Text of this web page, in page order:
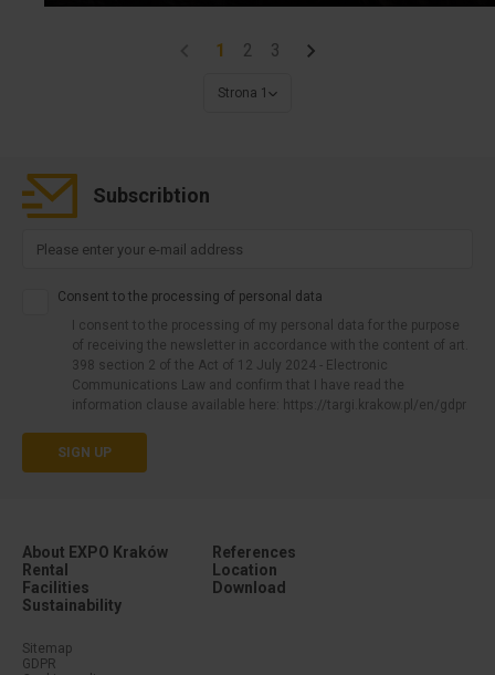
1 2 3
Strona 1
Subscribtion
Consent to the processing of personal data
I consent to the processing of my personal data for the purpose
of receiving the newsletter in accordance with the content of art.
398 section 2 of the Act of 12 July 2024 - Electronic
Communications Law and confirm that I have read the
information clause available here: https://targi.krakow.pl/en/gdpr
SIGN UP
About EXPO Kraków
References
Rental
Location
Facilities
Download
Sustainability
Sitemap
GDPR